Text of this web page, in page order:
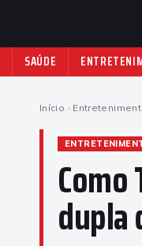
SAÚDE
Início ›
dupla